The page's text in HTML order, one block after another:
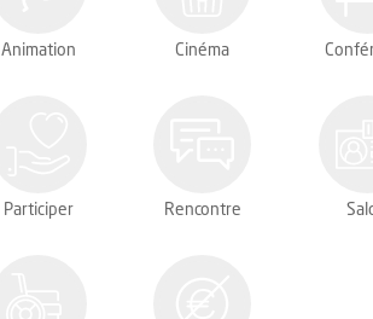
Animation Cinéma
Participer Rencontre